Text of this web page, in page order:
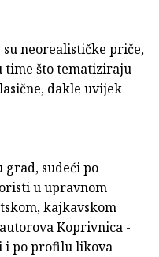
neorealističke priče,
time što tematiziraju
dakle uvijek
sudeći po
u upravnom
kajkavskom
Koprivnica -
i po profilu likova